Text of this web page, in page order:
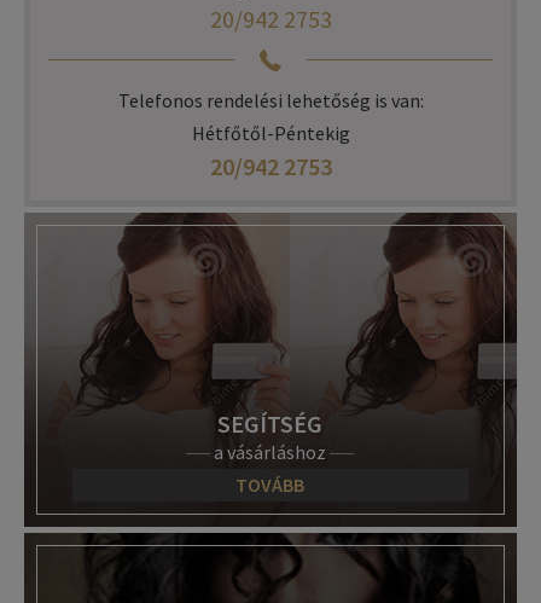
20/942 2753
Telefonos rendelési lehetőség is van:
Hétfőtől-Péntekig
20/942 2753
SEGÍTSÉG
a vásárláshoz
TOVÁBB